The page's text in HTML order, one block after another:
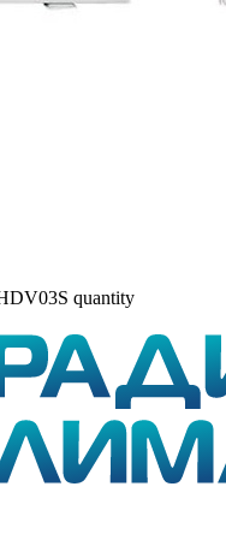
quantity